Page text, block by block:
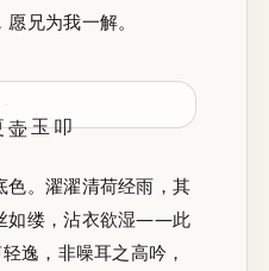
兄为我一解。
色。濯濯清荷经雨，其
如缕，沾衣欲湿——此
逸，非噪耳之高吟，